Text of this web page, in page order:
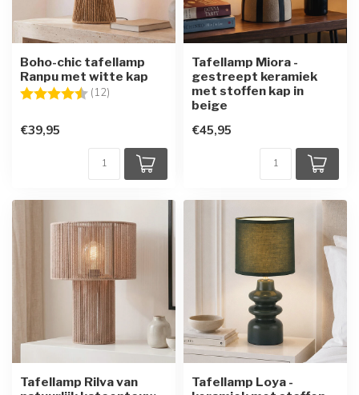
Boho-chic tafellamp
Ranpu met witte kap
Beoordeling: (12)
€39,95
Tafellamp Miora -
gestreept keramiek
met stoffen kap in
beige
€45,95
Tafellamp Rilva van
Tafellamp Loya -